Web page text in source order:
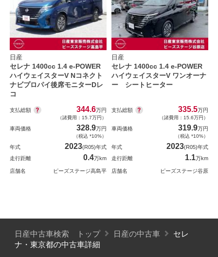
日産
セレナ 1400cc 1.4 e-POWER
ハイウェイスターV Nコネクト
ナビプロパイ後席モニターDレ
コ
支払総額 344.6万円
（諸費用：15.7万円）
車両価格 328.9万円
（税込 *10%）
年式 2023(R05)年式
走行距離
0.4万km
店舗名 ピーズステージ高島平
日産
セレナ 1400cc 1.4 e-POWER
ハイウェイスターV ワンオーナ
ー シートヒーター
支払総額 335.5万円
（諸費用：15.6万円）
車両価格 319.9万円
（税込 *10%）
年式 2023(R05)年式
走行距離
1.1万km
店舗名 ピーズステージ谷原
日産中古車検索 トップ 日産の中古車
セレ
ナ・東京都の中古車詳細